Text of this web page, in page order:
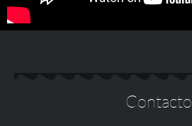
Contacto